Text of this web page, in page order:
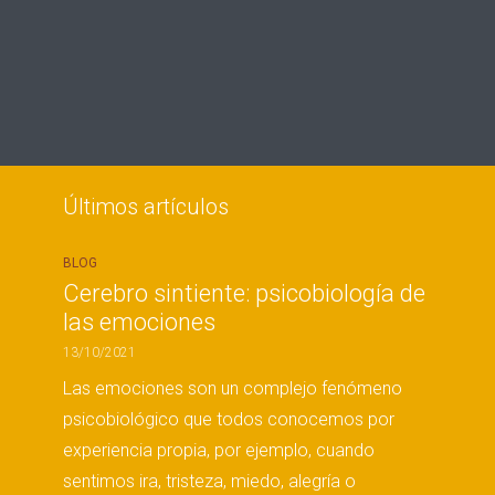
Últimos artículos
BLOG
Cerebro sintiente: psicobiología de
las emociones
13/10/2021
Las emociones son un complejo fenómeno
psicobiológico que todos conocemos por
experiencia propia, por ejemplo, cuando
sentimos ira, tristeza, miedo, alegría o